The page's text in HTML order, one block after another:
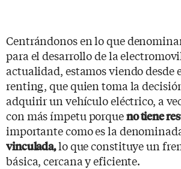
Centrándonos en lo que
para el desarrollo de la
actualidad, estamos viendo desde
renting, que quien toma la
adquirir un vehículo eléctrico, a
con más ímpetu porqueno tiene
importante como es la
vinculada,lo que constituye un
básica, cercana y eficiente.